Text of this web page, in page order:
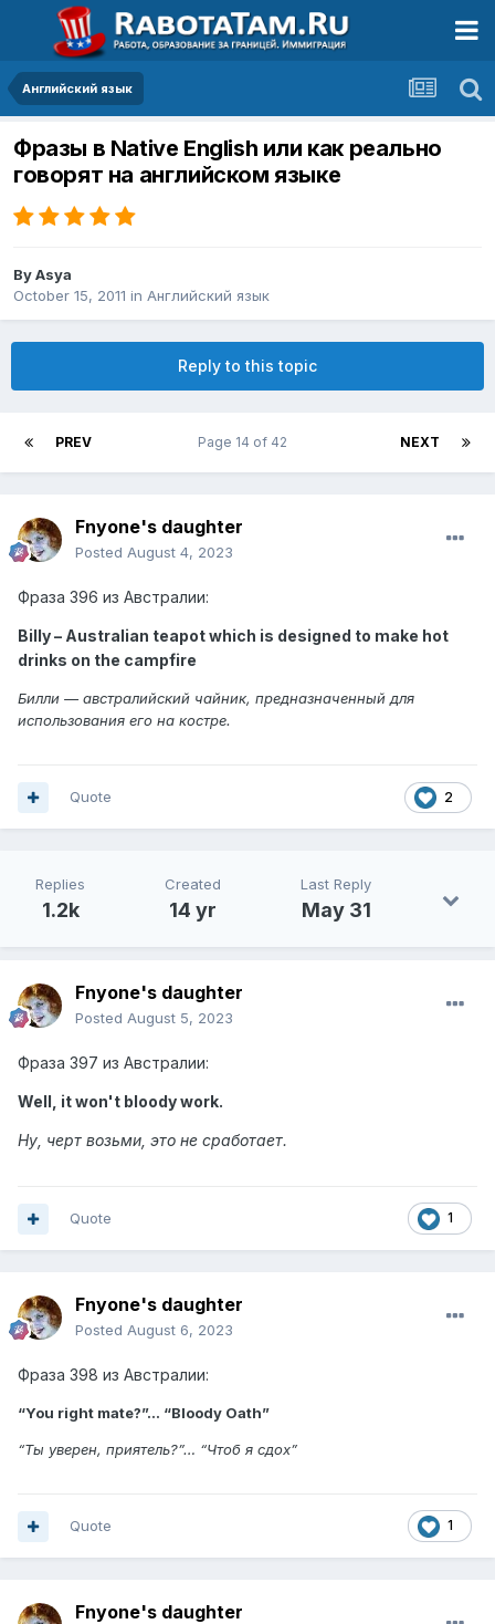
Английский язык
Фразы в Native English или как реально
говорят на английском языке
ByAsya
October 15, 2011 in Английский язык
Reply to this topic
PREV NEXT
Page 14 of 42
Fnyone's daughter
Posted August 4, 2023
Фраза 396 из Австралии:
Billy – Australian teapot which is designed to make hot
drinks on the campfire
Билли — австралийский чайник, предназначенный для
использования его на костре.
2
Quote
Replies
1.2k
Created
14 yr
Last Reply
May 31
Fnyone's daughter
Posted August 5, 2023
Фраза 397 из Австралии:
Well, it won't bloody work.
Ну, черт возьми, это не сработает.
1
Quote
Fnyone's daughter
Posted August 6, 2023
Фраза 398 из Австралии:
“You right mate?”… “Bloody Oath”
“Ты уверен, приятель?”… “Чтоб я сдох”
1
Quote
Fnyone's daughter